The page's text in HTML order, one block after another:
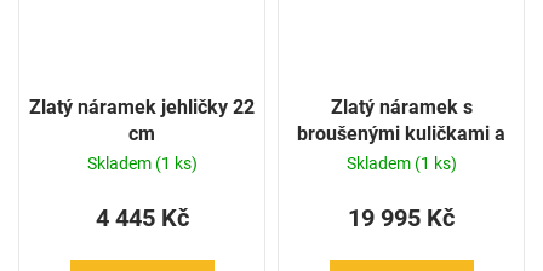
Zlatý náramek jehličky 22
cm
Skladem (1 ks)
4 445 Kč
Zlatý náramek s
broušenými kuličkami a
říčními perlami
Skladem (1 ks)
19 995 Kč